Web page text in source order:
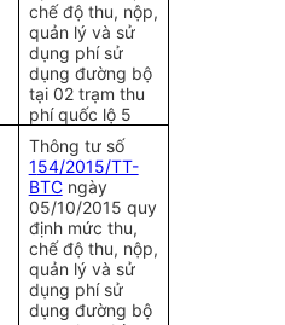
chế độ thu, nộp,
quản lý và sử
dụng phí sử
dụng đường bộ
tại 02 trạm thu
phí quốc lộ 5
Thông tư số
154/2015/TT-
BTCngày
05/10/2015 quy
định mức thu,
chế độ thu, nộp,
quản lý và sử
dụng phí sử
dụng đường bộ